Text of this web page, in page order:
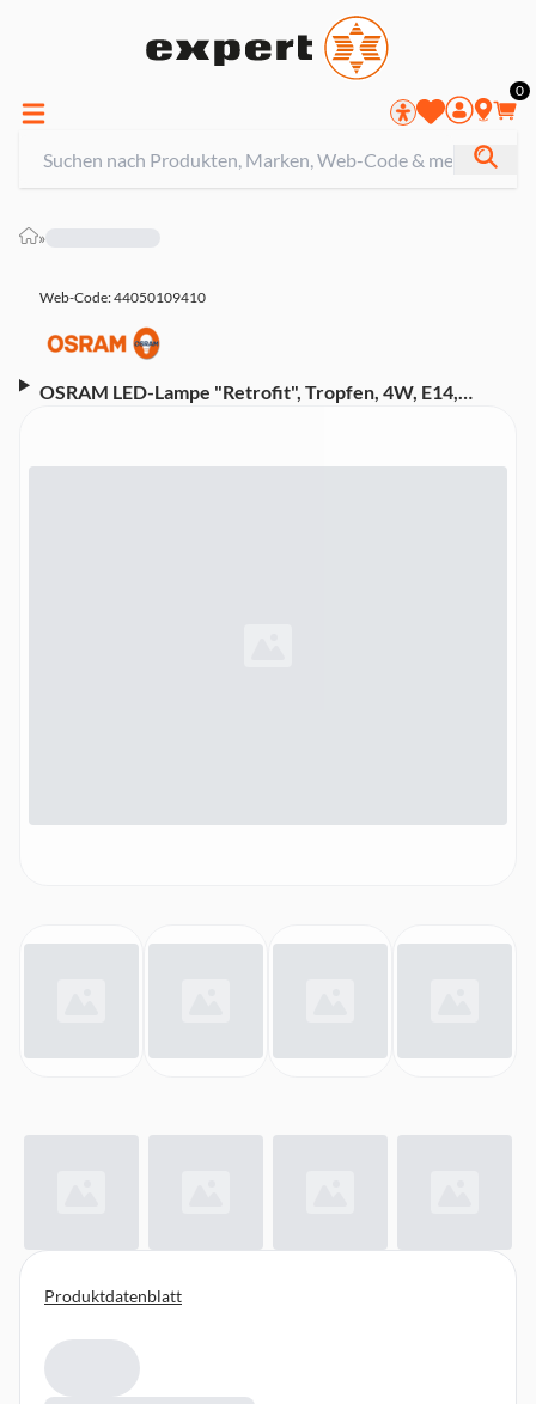
0
»
Web-Code: 44050109410
OSRAM LED-Lampe "Retrofit", Tropfen, 4W, E14,
Produktdatenblatt